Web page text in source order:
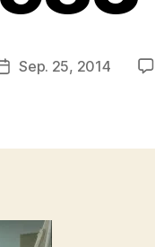
Veröffentlichungsdatum
Sep. 25, 2014